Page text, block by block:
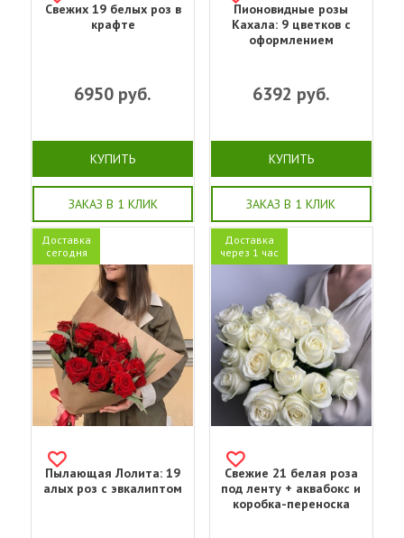
Свежих 19 белых роз в
крафте
6950 руб.
КУПИТЬ
ЗАКАЗ В 1 КЛИК
Пионовидные розы
Кахала: 9 цветков с
оформлением
6392 руб.
КУПИТЬ
ЗАКАЗ В 1 КЛИК
Доставка
сегодня
Пылающая Лолита: 19
алых роз с эвкалиптом
Доставка
через 1 час
Свежие 21 белая роза
под ленту + аквабокс и
коробка-переноска